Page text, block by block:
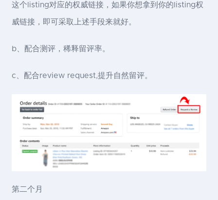
这个listing对应的权威链接，如果你想拿到你的listing权
威链接，即可采取上述手段来就好。
b、配合测评，稀释留评率。
c、配合review request,提升自然留评。
第二个月